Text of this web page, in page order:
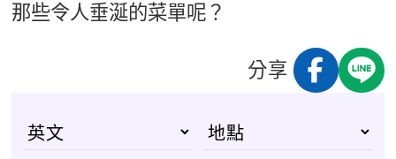
那些令人垂涎的菜單呢？
分享